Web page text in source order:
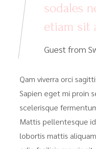
sodales
etiam sit
Guest from
Qam viverra orci
Sapien eget mi proin
scelerisque
Mattis pellentesque
lobortis mattis